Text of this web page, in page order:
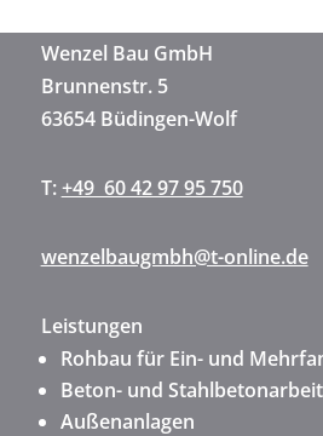
Wenzel Bau GmbH
Brunnenstr. 5
63654 Büdingen-Wolf
T:+49 60 42 97 95 750
wenzelbaugmbh@t-online.de
Leistungen
Rohbau für Ein- und
Beton- und
Außenanlagen